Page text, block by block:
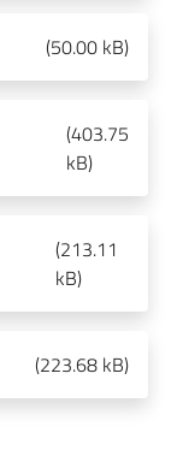
(50.00 kB)
(403.75
kB)
(213.11
kB)
(223.68 kB)